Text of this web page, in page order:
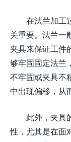
在法兰加工
关重要。法兰一
夹具来保证工件
够牢固固定法兰
不牢固或夹具不
中出现偏移，从
此外，夹具
性，尤其是在面